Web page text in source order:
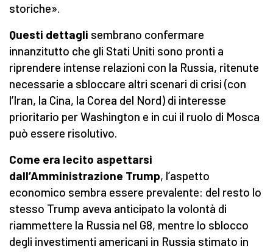
storiche».
Questi dettagli sembrano confermare
innanzitutto che gli Stati Uniti sono pronti a
riprendere intense relazioni con la Russia, ritenute
necessarie a sbloccare altri scenari di crisi (con
l’Iran, la Cina, la Corea del Nord) di interesse
prioritario per Washington e in cui il ruolo di Mosca
può essere risolutivo.
Come era lecito aspettarsi
dall’Amministrazione Trump, l’aspetto
economico sembra essere prevalente: del resto lo
stesso Trump aveva anticipato la volontà di
riammettere la Russia nel G8, mentre lo sblocco
degli investimenti americani in Russia stimato in